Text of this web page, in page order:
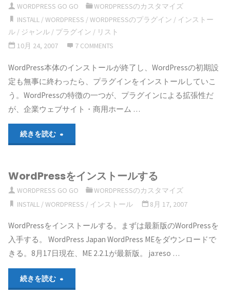
ラ
グ
イ
ン
を
で
新
イ
ン
WORDPRESS GO GO
WORDPRESSのカスタマイズ
INSTALL/WORDPRESS /WORDPRESSのプラグイン / インストー
ル / ジャンル / プラグイン / リスト
10月 24, 2007
7 COMMENTS
WordPress本体のインストールが終了し、WordPressの初期設
定も無事に終わったら、プラグインをインストールしていこ
う。WordPressの特徴の一つが、プラグインによる拡張性だ
が、企業ウェブサイト・商用ホーム …
続きを読む
ウ
サ
WordPressをインストールする
WORDPRESS GO GO
WORDPRESSのカスタマイズ
INSTALL/WORDPRESS / インストール 8月 17, 2007
WordPressをインストールする。まずは最新版のWordPressを
入手する。 WordPress Japan WordPress MEをダウンロードで
きる。8月17日現在、ME 2.2.1が最新版。 ja:reso …
続きを読む